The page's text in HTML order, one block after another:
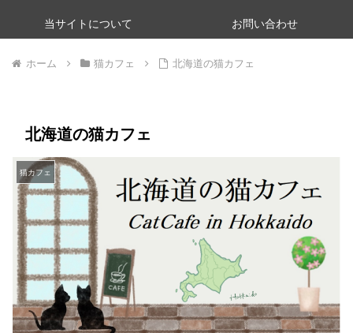
当サイトについて
お問い合わせ
ホーム 猫カフェ 北海道の猫カフェ
北海道の猫カフェ
猫カフェ